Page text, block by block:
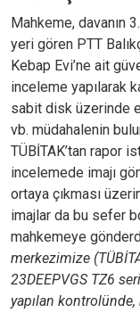
Mahkeme, davanın
yeri gören PTT
Kebap Evi’ne ait
inceleme yapılarak
sabit disk üzerinde
vb. müdahalenin
TÜBİTAK’tan rapor
incelemede imajı
ortaya çıkması
imajlar da bu sefer
mahkemeye
merkezimize
23DEEPVGS TZ6
yapılan